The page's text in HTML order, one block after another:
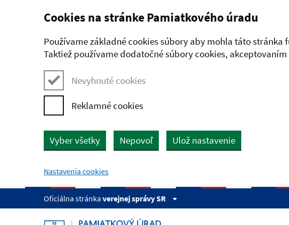
Preskočiť na hlavný obsah
Cookies na stránke Pamiatkového úradu
Používame základné cookies súbory aby mohla táto stránka
Taktiež používame dodatočné súbory cookies,
Nevyhnuté cookies
Reklamné cookies
Vyber všetky Nepovoľ Ulož nastavenie
Nastavenia cookies
Oficiálna stránka verejnej správy SR